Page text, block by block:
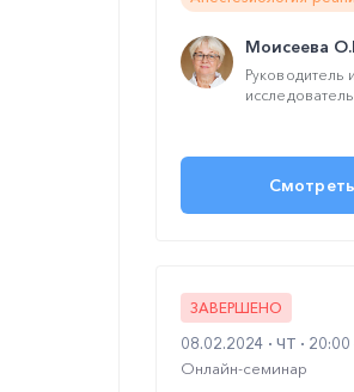
Моисеева
Руководитель
Смотреть
ЗАВЕРШЕНО
08.02.2024 ЧТ 20:00
Онлайн-семинар